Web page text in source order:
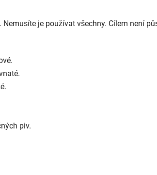
je používat všechny. Cílem není
piv.